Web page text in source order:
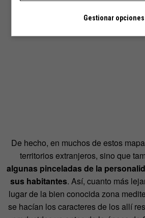
De hecho, en muchos de estos
territorios extranjeros, sino que
algunas pinceladas de la
sus habitantes. Así, cuanto más
lugar de la bien conocida zona
se hacían los caracteres de los allí
Gestionar opciones